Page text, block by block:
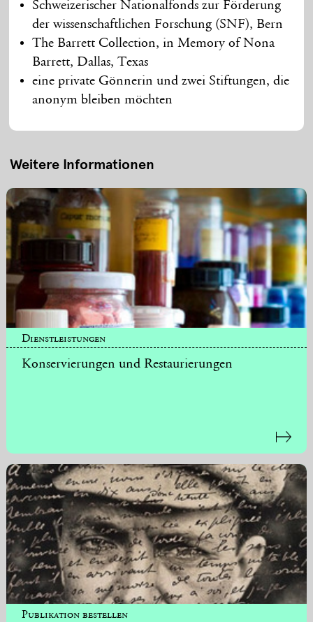
Schweizerischer Nationalfonds zur Förderung
der wissenschaftlichen Forschung (SNF), Bern
The Barrett Collection, in Memory of Nona
Barrett, Dallas, Texas
eine private Gönnerin und zwei Stiftungen, die
anonym bleiben möchten
Weitere Informationen
Dienstleistungen
Konservierungen und Restaurierungen
Publikation bestellen